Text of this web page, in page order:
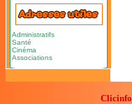
Administratifs
Santé
Cinéma
Associations
Clicinfo